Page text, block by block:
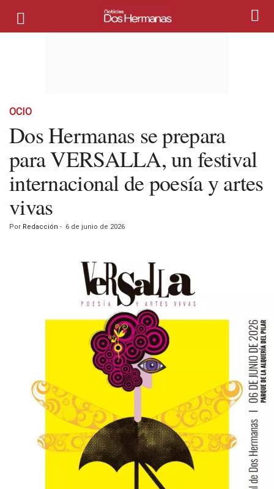
OCIO
Dos Hermanas se prepara
para VERSALLA, un festival
internacional de poesía y artes
vivas
Por Redacción - 6 de junio de 2026